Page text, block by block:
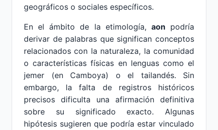
geográficos o sociales específicos.
En el ámbito de la etimología, aon podría
derivar de palabras que significan conceptos
relacionados con la naturaleza, la comunidad
o características físicas en lenguas como el
jemer (en Camboya) o el tailandés. Sin
embargo, la falta de registros históricos
precisos dificulta una afirmación definitiva
sobre su significado exacto. Algunas
hipótesis sugieren que podría estar vinculado